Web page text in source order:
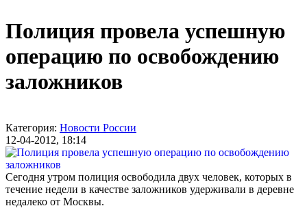
Полиция провела успешную
операцию по освобождению
заложников
Категория: Новости России
12-04-2012, 18:14
Сегодня утром полиция освободила двух человек, которых в
течение недели в качестве заложников удерживали в деревне
недалеко от Москвы.